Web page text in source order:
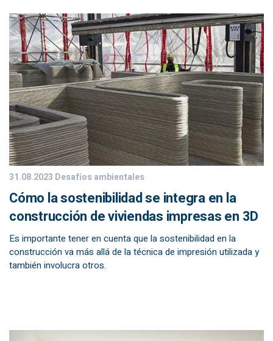
31.08.2023 Desafíos ambientales
Cómo la sostenibilidad se integra en la
construcción de viviendas impresas en 3D
Es importante tener en cuenta que la sostenibilidad en la
construcción va más allá de la técnica de impresión utilizada y
también involucra otros.